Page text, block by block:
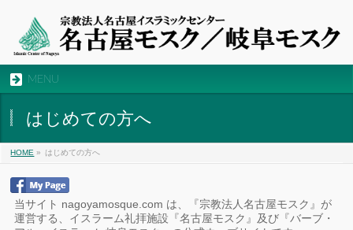
MENU
はじめての方へ
HOME » はじめての方へ
当サイト nagoyamosque.com は、『宗教法人名古屋モスク』が
運営する、イスラーム礼拝施設『名古屋モスク』及び『バーブ・